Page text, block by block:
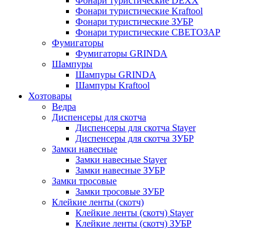
Фонари туристические Kraftool
Фонари туристические ЗУБР
Фонари туристические СВЕТОЗАР
Фумигаторы
Фумигаторы GRINDA
Шампуры
Шампуры GRINDA
Шампуры Kraftool
Хозтовары
Ведра
Диспенсеры для скотча
Диспенсеры для скотча Stayer
Диспенсеры для скотча ЗУБР
Замки навесные
Замки навесные Stayer
Замки навесные ЗУБР
Замки тросовые
Замки тросовые ЗУБР
Клейкие ленты (скотч)
Клейкие ленты (скотч) Stayer
Клейкие ленты (скотч) ЗУБР